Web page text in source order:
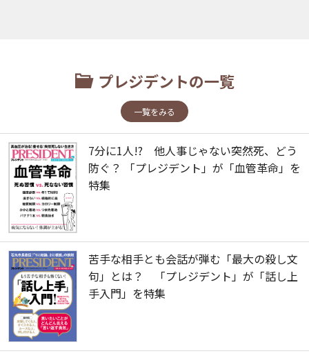
プレジデントの一覧
一覧をみる
7分に1人!? 他人事じゃない突然死、どう
防ぐ？ 「プレジデント」が「血管革命」を
特集
苦手な相手とも会話が弾む「最大の殺し文
句」とは？ 「プレジデント」が「話し上
手入門」を特集